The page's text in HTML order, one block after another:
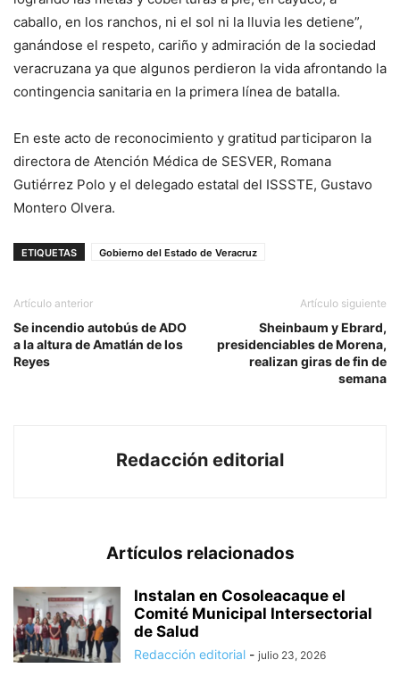
caballo, en los ranchos, ni el sol ni la lluvia les detiene”,
ganándose el respeto, cariño y admiración de la sociedad
veracruzana ya que algunos perdieron la vida afrontando la
contingencia sanitaria en la primera línea de batalla.
En este acto de reconocimiento y gratitud participaron la
directora de Atención Médica de SESVER, Romana
Gutiérrez Polo y el delegado estatal del ISSSTE, Gustavo
Montero Olvera.
ETIQUETAS Gobierno del Estado de Veracruz
Artículo anterior
Se incendio autobús de ADO
a la altura de Amatlán de los
Reyes
Artículo siguiente
Sheinbaum y Ebrard,
presidenciables de Morena,
realizan giras de fin de
semana
Redacción editorial
Artículos relacionados
Instalan en Cosoleacaque el
Comité Municipal Intersectorial
de Salud
Redacción editorial - julio 23, 2026